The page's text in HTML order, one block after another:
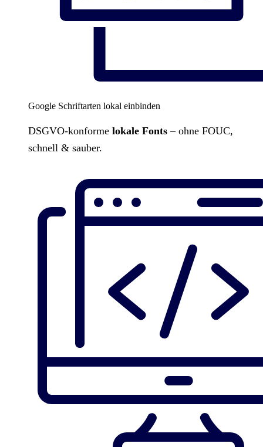
Google Schriftarten lokal einbinden
DSGVO-konforme lokale Fonts – ohne FOUC,
schnell & sauber.